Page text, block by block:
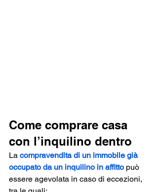
Come comprare casa
con l’inquilino dentro
La compravendita di un immobile già
occupato da un inquilino in affitto può
essere agevolata in caso di eccezioni,